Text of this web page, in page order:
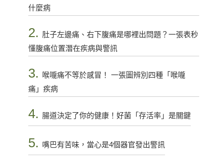
什麼病
2. 肚子左邊痛、右下腹痛是哪裡出問題？一張表秒
懂腹痛位置潛在疾病與警訊
3.
喉嚨痛不等於感冒！ 一張圖辨別四種「喉嚨
痛」疾病
4. 腸道決定了你的健康！好菌「存活率」是關鍵
5. 嘴巴有苦味，當心是4個器官發出警訊